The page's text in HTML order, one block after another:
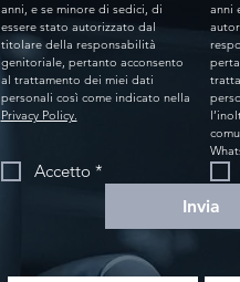
anni, e se minore di sedici, di
essere stato autorizzato dal
titolare della responsabilità
genitoriale, pertanto acconsento
al trattamento dei miei dati
Privacy Policy.
anni
Accetto *
Invia